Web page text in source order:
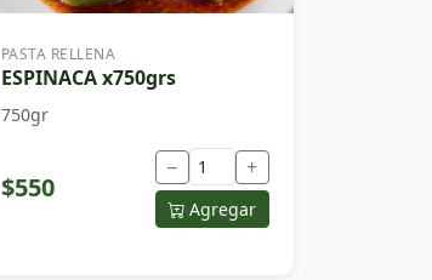
PASTA RELLENA
ESPINACA x750grs
750gr
$550
− +
Agregar